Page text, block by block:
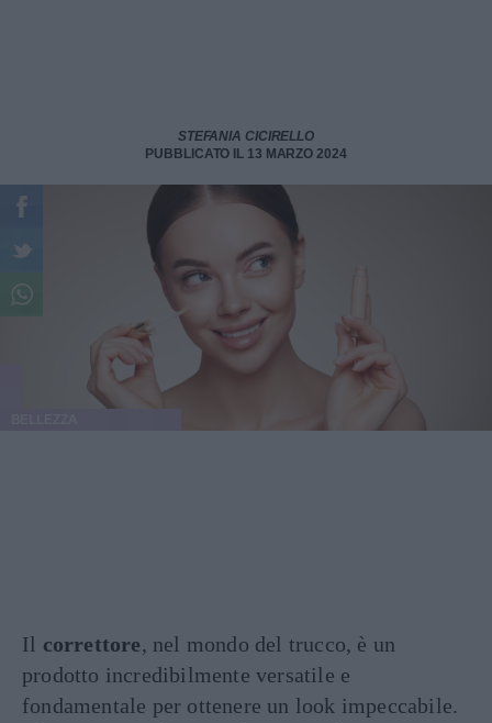
STEFANIA CICIRELLO
PUBBLICATO IL 13 MARZO 2024
Il correttore, nel mondo del trucco, è un
prodotto incredibilmente versatile e
fondamentale per ottenere un look impeccabile.